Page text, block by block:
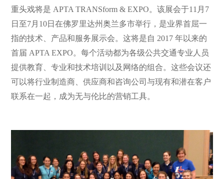
重头戏将是 APTA TRANSform & EXPO。该展会于11月7
日至7月10日在佛罗里达州奥兰多市举行，是业界首屈一
指的技术、产品和服务展示会。这将是自 2017 年以来的
首届 APTA EXPO。每个活动都为各级公共交通专业人员
提供教育、专业和技术培训以及网络的组合。这些会议还
可以将行业制造商、供应商和咨询公司与现有和潜在客户
联系在一起，成为无与伦比的营销工具。